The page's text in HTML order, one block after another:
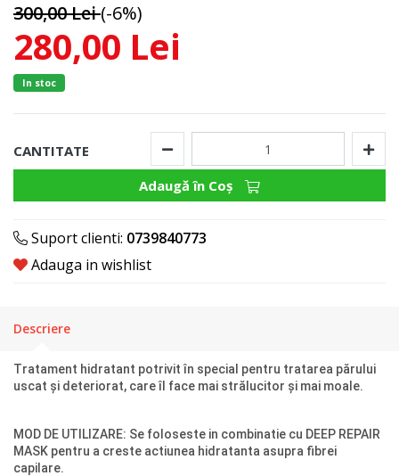
300,00 Lei (-6%)
280,00 Lei
In stoc
CANTITATE
Adaugă în Coş
Suport clienti: 0739840773
Adauga in wishlist
Descriere
Tratament hidratant potrivit în special pentru tratarea părului
uscat și deteriorat, care îl face mai strălucitor și mai moale.
MOD DE UTILIZARE: Se foloseste in combinatie cu DEEP REPAIR
MASK pentru a creste actiunea hidratanta asupra fibrei
capilare.